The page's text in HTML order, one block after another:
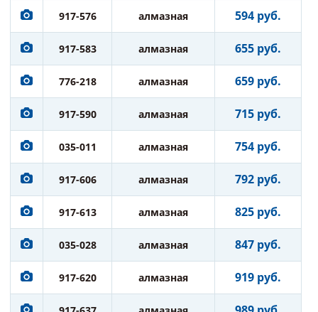
917-576 алмазная 594 руб.
917-583 алмазная 655 руб.
776-218 алмазная 659 руб.
917-590 алмазная 715 руб.
035-011 алмазная 754 руб.
917-606 алмазная 792 руб.
917-613 алмазная 825 руб.
035-028 алмазная 847 руб.
917-620 алмазная 919 руб.